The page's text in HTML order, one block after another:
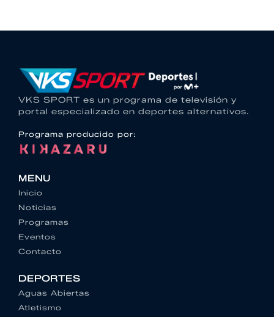
VKS SPORT es un programa de televisión y
portal especializado en deportes alternativos.
Programa producido por:
MENU
Inicio
Noticias
Programas
Eventos
Contacto
DEPORTES
Aguas Abiertas
Atletismo